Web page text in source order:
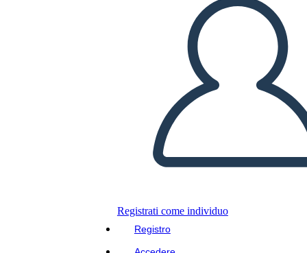
Registrati come individuo
Registro
RIPRODURRE LA PRESENTAZIONE
LEGGIMI